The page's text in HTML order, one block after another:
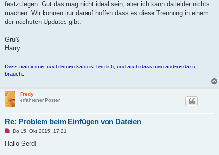
g
festzulegen. Gut das mag nicht ideal sein, aber ich kann da leider nichts
machen. Wir können nur darauf hoffen dass es diese Trennung in einem
der nächsten Updates gibt.
Gruß
Harry
Dass man immer noch lernen kann ist herrlich, und auch dass man andere dazu
braucht.
Fredy
erfahrener Poster
Re: Problem beim Einfügen von Dateien
U
g
Do 15. Okt 2015, 17:21
Hallo Gerd!